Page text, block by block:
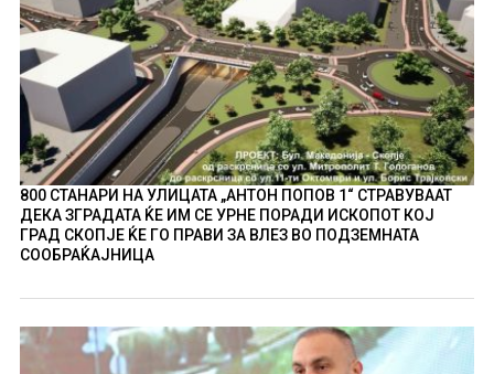
800 СТАНАРИ НА УЛИЦАТА „АНТОН ПОПОВ 1“ СТРАВУВААТ
ДЕКА ЗГРАДАТА ЌЕ ИМ СЕ УРНЕ ПОРАДИ ИСКОПОТ КОЈ
ГРАД СКОПЈЕ ЌЕ ГО ПРАВИ ЗА ВЛЕЗ ВО ПОДЗЕМНАТА
СООБРАЌАЈНИЦА